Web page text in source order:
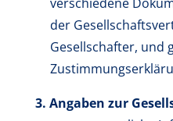
der
Gesellschafter, und
Angaben zur